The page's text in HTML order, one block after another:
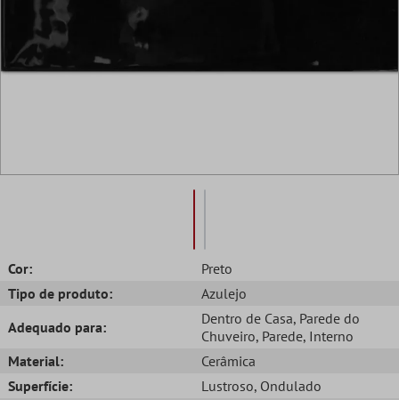
Cor:
Preto
Tipo de produto:
Azulejo
Adequado para:
Dentro de Casa, Parede do
Chuveiro, Parede, Interno
Material:
Cerâmica
Superfície:
Lustroso, Ondulado